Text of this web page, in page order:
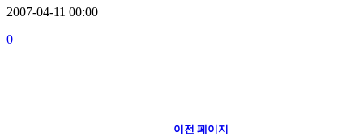
2007-04-11 00:00
0
이전 페이지